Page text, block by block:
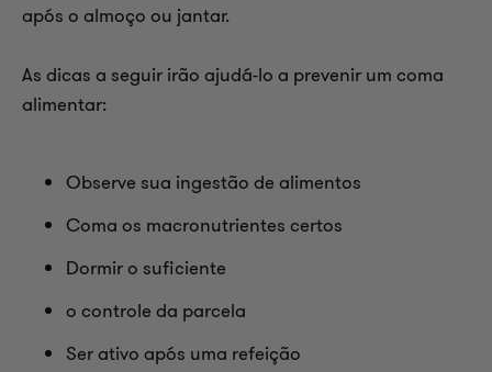
após o almoço ou jantar.
As dicas a seguir irão ajudá-lo a prevenir um coma
alimentar:
Observe sua ingestão de alimentos
Coma os macronutrientes certos
Dormir o suficiente
o controle da parcela
Ser ativo após uma refeição